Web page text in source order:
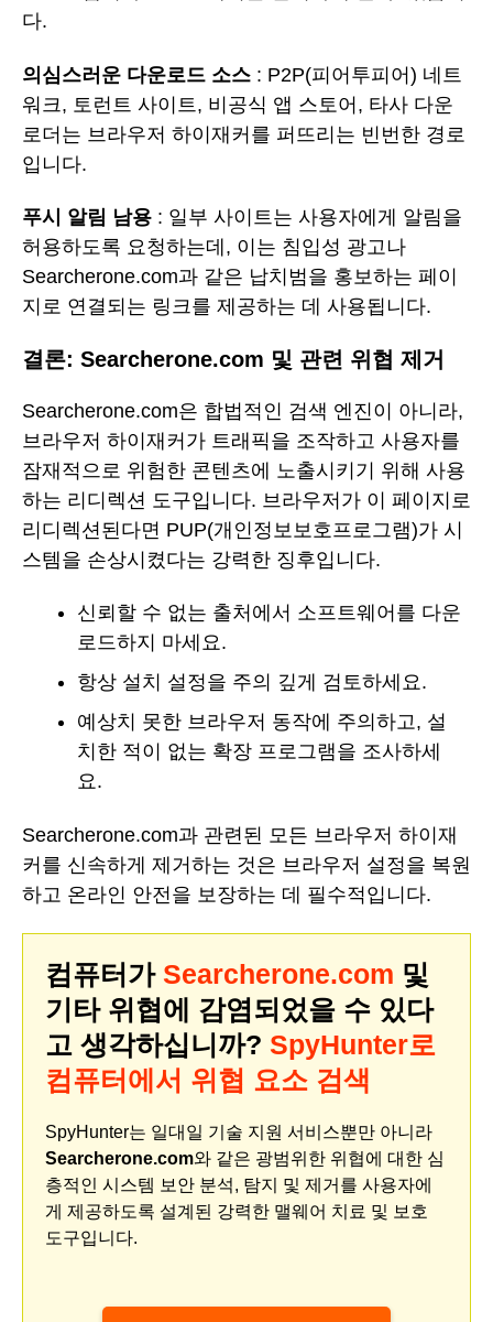
다.
의심스러운 다운로드 소스 : P2P(피어투피어) 네트
워크, 토런트 사이트, 비공식 앱 스토어, 타사 다운
로더는 브라우저 하이재커를 퍼뜨리는 빈번한 경로
입니다.
푸시 알림 남용 : 일부 사이트는 사용자에게 알림을
허용하도록 요청하는데, 이는 침입성 광고나
Searcherone.com과 같은 납치범을 홍보하는 페이
지로 연결되는 링크를 제공하는 데 사용됩니다.
결론: Searcherone.com 및 관련 위협 제거
Searcherone.com은 합법적인 검색 엔진이 아니라,
브라우저 하이재커가 트래픽을 조작하고 사용자를
잠재적으로 위험한 콘텐츠에 노출시키기 위해 사용
하는 리디렉션 도구입니다. 브라우저가 이 페이지로
리디렉션된다면 PUP(개인정보보호프로그램)가 시
스템을 손상시켰다는 강력한 징후입니다.
신뢰할 수 없는 출처에서 소프트웨어를 다운
로드하지 마세요.
항상 설치 설정을 주의 깊게 검토하세요.
예상치 못한 브라우저 동작에 주의하고, 설
치한 적이 없는 확장 프로그램을 조사하세
요.
Searcherone.com과 관련된 모든 브라우저 하이재
커를 신속하게 제거하는 것은 브라우저 설정을 복원
하고 온라인 안전을 보장하는 데 필수적입니다.
컴퓨터가 Searcherone.com 및
기타 위협에 감염되었을 수 있다
고 생각하십니까? SpyHunter로
컴퓨터에서 위협 요소 검색
SpyHunter는 일대일 기술 지원 서비스뿐만 아니라
Searcherone.com와 같은 광범위한 위협에 대한 심
층적인 시스템 보안 분석, 탐지 및 제거를 사용자에
게 제공하도록 설계된 강력한 맬웨어 치료 및 보호
도구입니다.